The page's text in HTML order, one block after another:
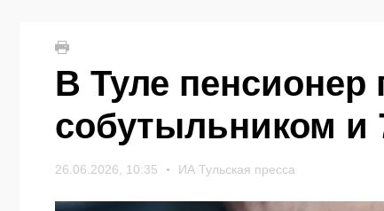
В Туле пенсионер
собутыльником и
26.06.2026, 10:35 ИА Тульская пресса